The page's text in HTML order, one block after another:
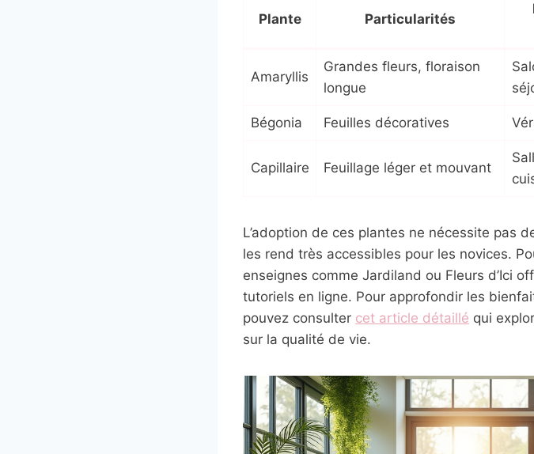
Plante Particularités
Amaryllis
Grandes fleurs, floraison
longue
Bégonia Feuilles décoratives
Capillaire Feuillage léger et mouvant
L’adoption de ces plantes ne nécessite pas
les rend très accessibles pour les novices.
enseignes comme Jardiland ou Fleurs d’Ici
tutoriels en ligne. Pour approfondir les
pouvez consulter cet article détaillé qui
sur la qualité de vie.